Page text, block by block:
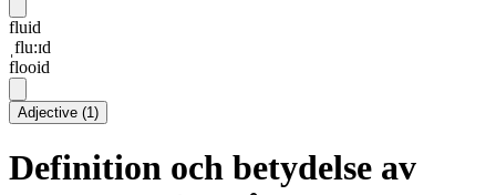
fluid
ˌflu:ɪd
flooid
Adjective (1)
Definition och betydelse av